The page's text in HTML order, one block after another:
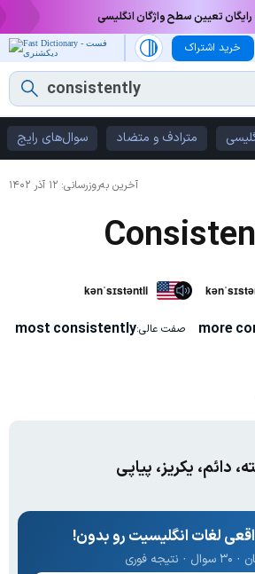
تعیین سطح واژگان انگلیسی
خرید اشتراک
مترادف و متضاد سوال‌های رایج
آخرین به‌روزرسانی: ۱۲ آذر ۱۴۰۲
kənˈsɪstəntli
more صفت عالی:most consistently
دائم، یکریز، پیاپی
لغات انگلیسیت رو بدون!
فوری